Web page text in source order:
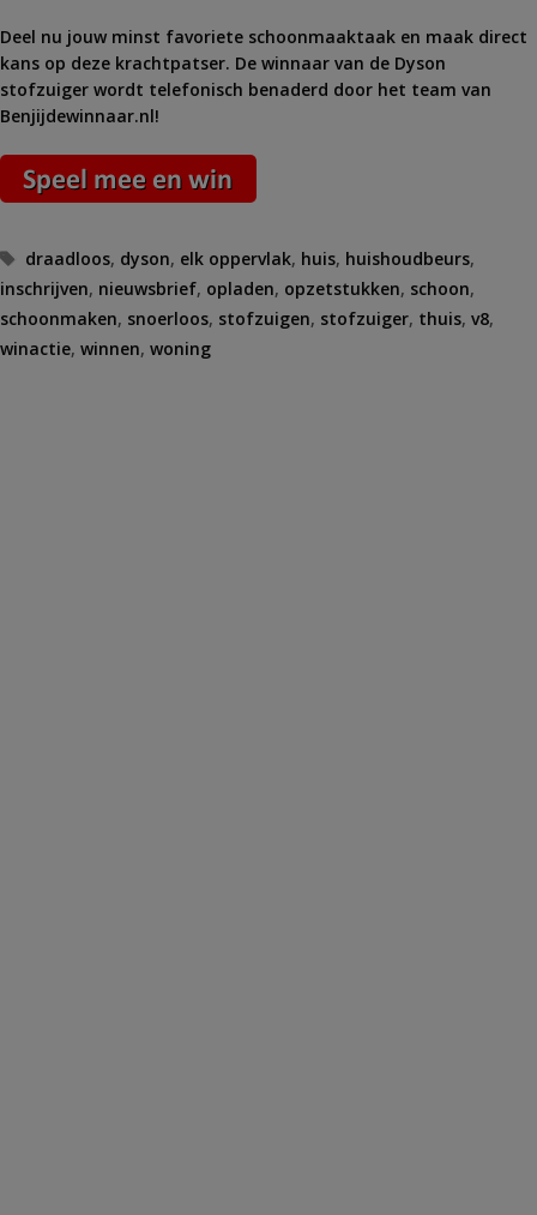
Deel nu jouw minst favoriete schoonmaaktaak en maak direct
kans op deze krachtpatser. De winnaar van de Dyson
stofzuiger wordt telefonisch benaderd door het team van
Benjijdewinnaar.nl!
Tags
draadloos, dyson, elk oppervlak, huis, huishoudbeurs,
inschrijven, nieuwsbrief, opladen, opzetstukken, schoon,
schoonmaken, snoerloos, stofzuigen, stofzuiger, thuis, v8,
winactie, winnen, woning